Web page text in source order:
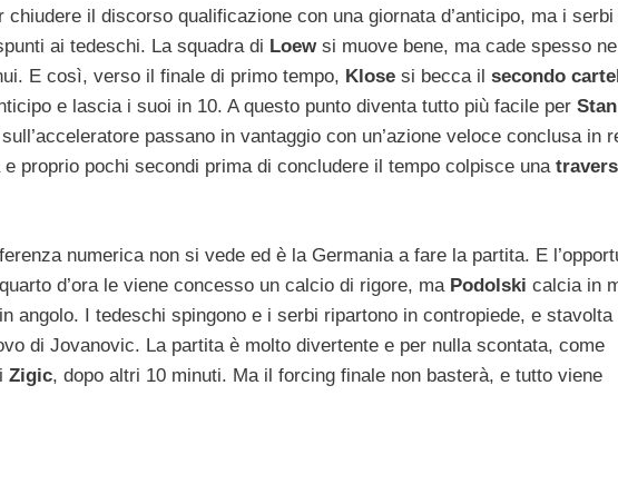
chiudere il discorso qualificazione con una giornata d’anticipo, ma i
ai tedeschi. La squadra di Loew si muove bene, ma cade spesso
E così, verso il finale di primo tempo, Klose si becca il secondo
e lascia i suoi in 10. A questo punto diventa tutto più facile per
passano in vantaggio con un’azione veloce conclusa in
proprio pochi secondi prima di concludere il tempo colpisce una
numerica non si vede ed è la Germania a fare la partita. E
d’ora le viene concesso un calcio di rigore, ma Podolski calcia in
angolo. I tedeschi spingono e i serbi ripartono in contropiede, e stavolta
di Jovanovic. La partita è molto divertente e per nulla scontata, come
Zigic, dopo altri 10 minuti. Ma il forcing finale non basterà, e tutto viene